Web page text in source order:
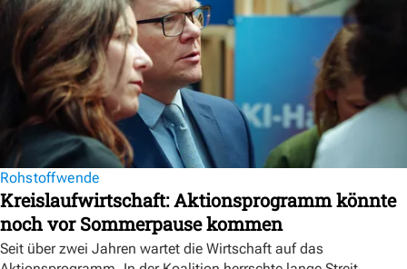
Rohstoffwende
Kreislaufwirtschaft: Aktionsprogramm könnte
noch vor Sommerpause kommen
Seit über zwei Jahren wartet die Wirtschaft auf das